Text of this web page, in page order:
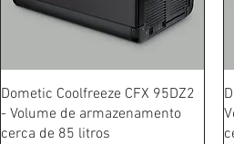
Schnellansicht
Dometic Coolfreeze CFX 95DZ2
- Volume de armazenamento
cerca de 85 litros